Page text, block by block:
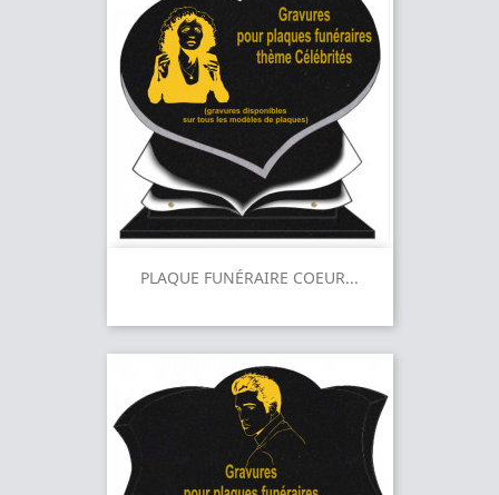
PLAQUE FUNÉRAIRE COEUR...